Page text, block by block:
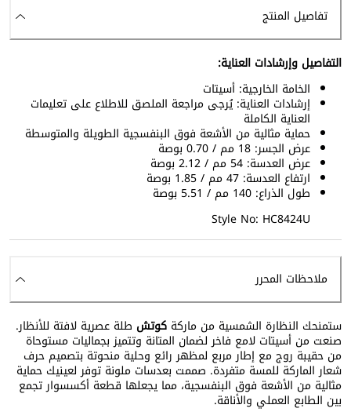
تفاصيل المنتج
التفاصيل وإرشادات العناية:
الخامة الخارجية: أسيتات
إرشادات العناية: يُرجى مراجعة الملصق للاطلاع على تعليمات
العناية الكاملة
حماية مثالية من الأشعة فوق البنفسجية الطويلة والمتوسطة
عرض الجسر: 18 مم / 0.70 بوصة
عرض العدسة: 54 مم / 2.12 بوصة
ارتفاع العدسة: 47 مم / 1.85 بوصة
طول الذراع: 140 مم / 5.51 بوصة
Style No: HC8424U
ملاحظات المحرر
ستمنحك النظارة الشمسية من ماركة كوتش طلة عصرية لافتة للأنظار.
صنعت من أسيتات لامع فاخر لضمان المتانة وتتميز بجماليات مستوحاة
من حقيبة روج مع إطار مربع لمظهر رائع وحلية منحوتة بتصميم حرف
شعار الماركة للمسة متفردة. صممت بعدسات ملونة توفر لعينيك حماية
مثالية من الأشعة فوق البنفسجية، مما يجعلها قطعة أكسسوار تجمع
بين الطابع العملي والأناقة.